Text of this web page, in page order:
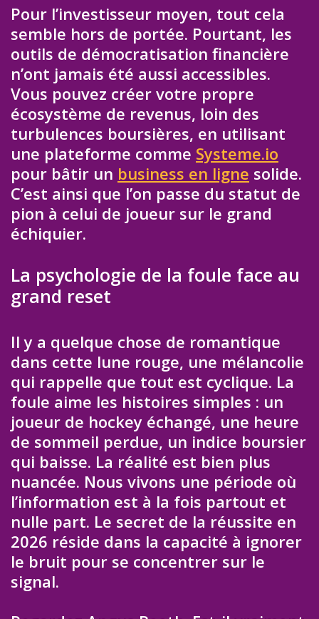
Pour l’investisseur moyen, tout cela
semble hors de portée. Pourtant, les
outils de démocratisation financière
n’ont jamais été aussi accessibles.
Vous pouvez créer votre propre
écosystème de revenus, loin des
turbulences boursières, en utilisant
une plateforme comme Systeme.io
pour bâtir un business en ligne solide.
C’est ainsi que l’on passe du statut de
pion à celui de joueur sur le grand
échiquier.
La psychologie de la foule face au
grand reset
Il y a quelque chose de romantique
dans cette lune rouge, une mélancolie
qui rappelle que tout est cyclique. La
foule aime les histoires simples : un
joueur de hockey échangé, une heure
de sommeil perdue, un indice boursier
qui baisse. La réalité est bien plus
nuancée. Nous vivons une période où
l’information est à la fois partout et
nulle part. Le secret de la réussite en
2026 réside dans la capacité à ignorer
le bruit pour se concentrer sur le
signal.